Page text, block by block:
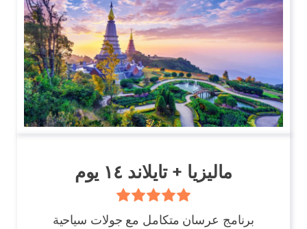
ماليزيا
ماليزيا + تايلاند ١٤ يوم
برنامج عرسان متكامل مع جولات سياحية